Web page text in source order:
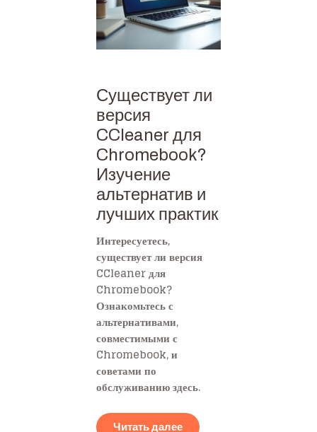
Существует ли
версия
CCleaner для
Chromebook?
Изучение
альтернатив и
лучших практик
Интересуетесь,
существует ли версия
CCleaner для
Chromebook?
Ознакомьтесь с
альтернативами,
совместимыми с
Chromebook, и
советами по
обслуживанию здесь.
Читать далее